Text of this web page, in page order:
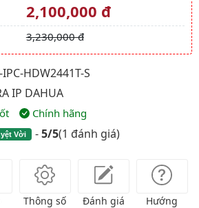
mãi
2,100,000 đ
3,230,000 đ
HDW2441T-S
IP DAHUA
Chính hãng
Vời -5/5(1 đánh giá)
Thông số
Đánh giá
Hướng